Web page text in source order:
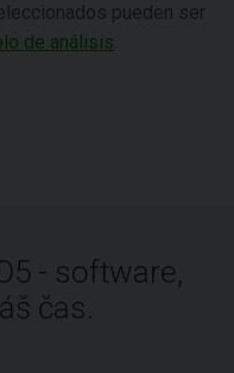
pueden ser
de análisis
- software,
čas.